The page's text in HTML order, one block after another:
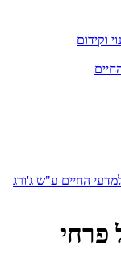
וקידום
החיים ע"ש ג'ורג
פרחי